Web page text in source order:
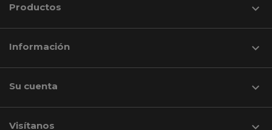
Productos 
Información 
Su cuenta 
Visítanos keyboard_arrow_down